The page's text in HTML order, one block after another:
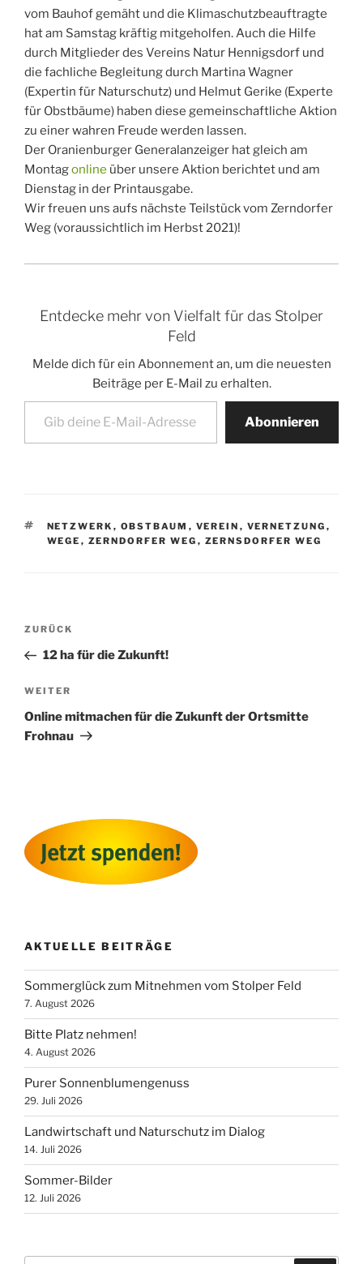
vom Bauhof gemäht und die Klimaschutzbeauftragte
hat am Samstag kräftig mitgeholfen. Auch die Hilfe
durch Mitglieder des Vereins Natur Hennigsdorf und
die fachliche Begleitung durch Martina Wagner
(Expertin für Naturschutz) und Helmut Gerike (Experte
für Obstbäume) haben diese gemeinschaftliche Aktion
zu einer wahren Freude werden lassen.
Der Oranienburger Generalanzeiger hat gleich am
Montagonline über unsere Aktion berichtet und am
Dienstag in der Printausgabe.
Wir freuen uns aufs nächste Teilstück vom Zerndorfer
Weg (voraussichtlich im Herbst 2021)!
Entdecke mehr von Vielfalt für das Stolper
Feld
Melde dich für ein Abonnement an, um die neuesten
Beiträge per E-Mail zu erhalten.
Gib deine E-Mail-Adresse ein ...
Abonnieren
SCHLAGWÖRTER
NETZWERK , OBSTBAUM , VEREIN , VERNETZUNG ,
WEGE , ZERNDORFER WEG , ZERNSDORFER WEG
Beitragsnavigation
Vorheriger
Beitrag
ZURÜCK
12 ha für die Zukunft!
Nächster
Beitrag
WEITER
Online mitmachen für die Zukunft der Ortsmitte
Frohnau
AKTUELLE BEITRÄGE
Sommerglück zum Mitnehmen vom Stolper Feld
7. August 2026
Bitte Platz nehmen!
4. August 2026
Purer Sonnenblumengenuss
29. Juli 2026
Landwirtschaft und Naturschutz im Dialog
14. Juli 2026
Sommer-Bilder
12. Juli 2026